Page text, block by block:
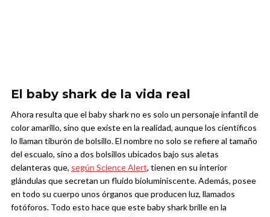
El baby shark de la vida real
Ahora resulta que el baby shark no es solo un personaje infantil de
color amarillo, sino que existe en la realidad, aunque los científicos
lo llaman tiburón de bolsillo.El nombre no solo se refiere al tamaño
del escualo, sino a dos bolsillos ubicados bajo sus aletas
delanteras que, según Science Alert, tienen en su interior
glándulas que secretan un fluido bioluminiscente. Además, posee
en todo su cuerpo unos órganos que producen luz, llamados
fotóforos. Todo esto hace que este baby shark brille en la